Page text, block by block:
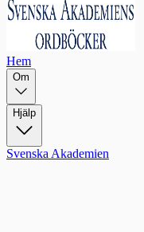
Hem
Om
Hjälp
Svenska Akademien